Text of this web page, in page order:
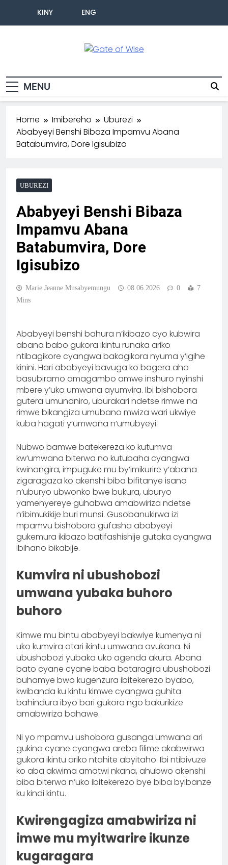
KINY ENG
MENU
Home Imibereho
Uburezi
Ababyeyi Benshi Bibaza Impamvu Abana
Batabumvira, Dore Igisubizo
UBUREZI
Ababyeyi Benshi Bibaza
Impamvu Abana
Batabumvira, Dore
Igisubizo
Marie Jeanne Musabyemungu 08.06.2026 0
7
Mins
Ababyeyi benshi bahura n’ikibazo cyo kubwira
abana babo gukora ikintu runaka ariko
ntibagikore cyangwa bakagikora nyuma y’igihe
kinini. Hari ababyeyi bavuga ko bagera aho
basubiramo amagambo amwe inshuro nyinshi
mbere y’uko umwana ayumvira. Ibi bishobora
gutera umunaniro, uburakari ndetse rimwe na
rimwe bikangiza umubano mwiza wari ukwiye
kuba hagati y’umwana n’umubyeyi.
Nubwo bamwe batekereza ko kutumva
kw’umwana biterwa no kutubaha cyangwa
kwinangira, impuguke mu by’imikurire y’abana
zigaragaza ko akenshi biba bifitanye isano
n’uburyo ubwonko bwe bukura, uburyo
yamenyereye guhabwa amabwiriza ndetse
n’ibimukikije buri munsi. Gusobanukirwa izi
mpamvu bishobora gufasha ababyeyi
gukemura ikibazo batifashishije gutaka cyangwa
ibihano bikabije.
Kumvira ni ubushobozi
umwana yubaka buhoro
buhoro
Kimwe mu bintu ababyeyi bakwiye kumenya ni
uko kumvira atari ikintu umwana avukana. Ni
ubushobozi yubaka uko agenda akura. Abana
bato cyane cyane baba bataragira ubushobozi
buhamye bwo kugenzura ibitekerezo byabo,
kwibanda ku kintu kimwe cyangwa guhita
bahindura ibyo bari gukora ngo bakurikize
amabwiriza bahawe.
Ni yo mpamvu ushobora gusanga umwana ari
gukina cyane cyangwa areba filime akabwirwa
gukora ikintu ariko ntahite abyitaho. Ibi ntibivuze
ko aba akwima amatwi nkana, ahubwo akenshi
biba biterwa n’uko ibitekerezo bye biba byibanze
ku kindi kintu.
Kwirengagiza amabwiriza ni
imwe mu myitwarire ikunze
kugaragara